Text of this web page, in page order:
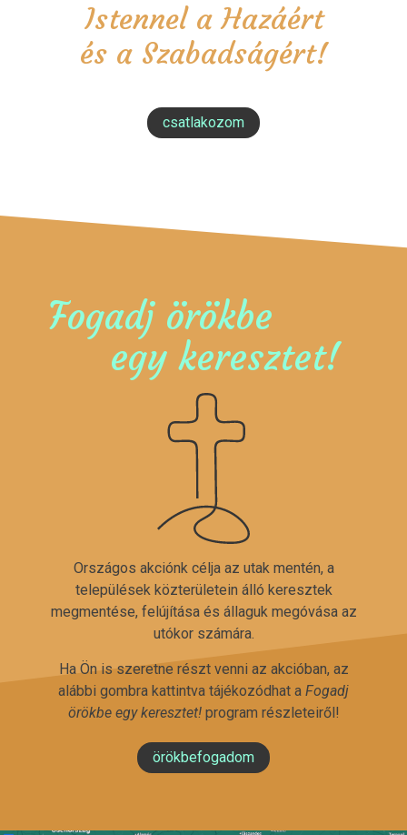
Istennel a Hazáért
és a Szabadságért!
csatlakozom
Fogadj örökbe
egy keresztet!
Országos akciónk célja az utak mentén, a
települések közterületein álló keresztek
megmentése, felújítása és állaguk megóvása az
utókor számára.
Ha Ön is szeretne részt venni az akcióban, az
alábbi gombra kattintva tájékozódhat a Fogadj
örökbe egy keresztet!program részleteiről!
örökbefogadom